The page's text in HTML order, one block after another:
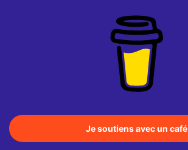
Je soutiens avec un café